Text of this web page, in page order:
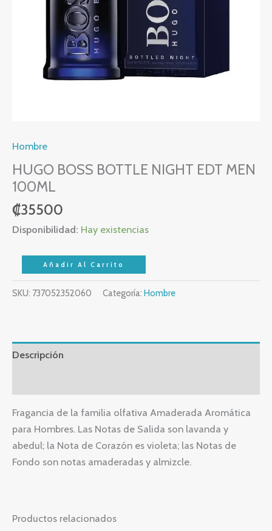
Hombre
HUGO BOSS BOTTLE NIGHT EDT MEN
100ML
₡35500
Disponibilidad: Hay existencias
Añadir Al Carrito
SKU: 737052352060 Categoría: Hombre
Descripción
Fragancia de la familia olfativa Amaderada Aromática
para Hombres. Las Notas de Salida son lavanda y
abedul; la Nota de Corazón es violeta; las Notas de
Fondo son notas amaderadas y almizcle.
Productos relacionados